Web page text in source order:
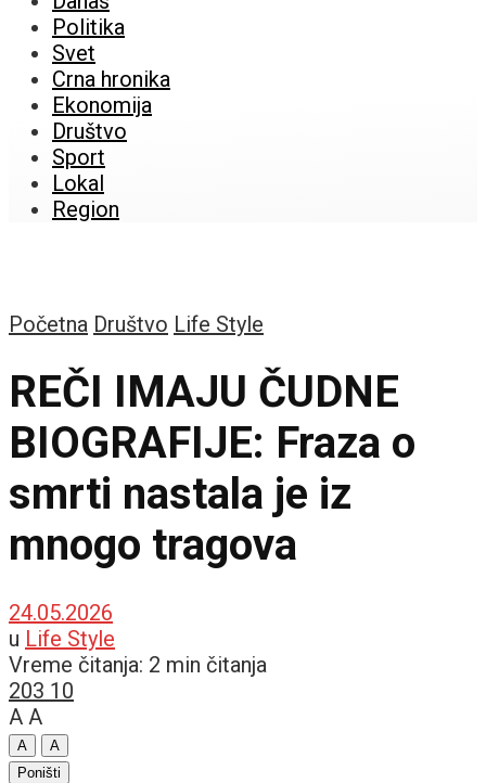
Politika
Svet
Crna hronika
Ekonomija
Društvo
Sport
Lokal
Region
Početna Društvo Life Style
REČI IMAJU ČUDNE
BIOGRAFIJE: Fraza o
smrti nastala je iz
mnogo tragova
24.05.2026
u Life Style
Vreme čitanja: 2 min čitanja
203 10
A A
A
A
Poništi